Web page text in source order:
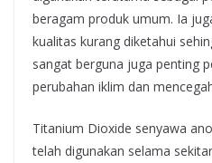
beragam produk umum. Ia
kualitas kurang diketahui
sangat berguna juga penting
perubahan iklim dan
Titanium Dioxide senyawa
telah digunakan selama